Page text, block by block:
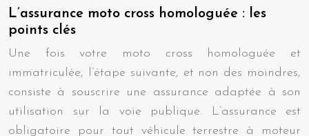
L’assurance moto cross homologuée : les
points clés
Une fois votre moto cross homologuée et
immatriculée, l’étape suivante, et non des moindres,
consiste à souscrire une assurance adaptée à son
utilisation sur la voie publique. L’assurance est
obligatoire pour tout véhicule terrestre à moteur